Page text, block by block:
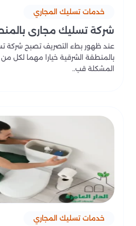
خدمات تسليك المجاري
شركة تسليك مجاري
عند ظهور بطء التصريف تصبح شركة
بالمنطقة الشرقية خيارا مهما لكل من
المشكلة قب..
خدمات تسليك المجاري